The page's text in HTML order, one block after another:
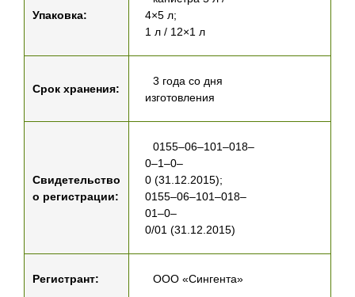
Упаковка:
4×5 л;
1 л / 12×1 л
Срок хранения:
3 года со дня
изготовления
Свидетельство
о регистрации:
0155–06–101–018–
0–1–0–
0 (31.12.2015);
0155–06–101–018–
01–0–
0/01 (31.12.2015)
Регистрант: ООО «Сингента»